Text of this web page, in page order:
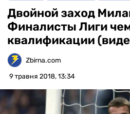
АНАЛІТИКА
ІНТЕРВ'Ю
РІЗНЕ
БУКМЕКЕРИ
Двойной заход
Финалисты Лиги
квалификации
Zbirna.com
9 травня 2018, 13:34